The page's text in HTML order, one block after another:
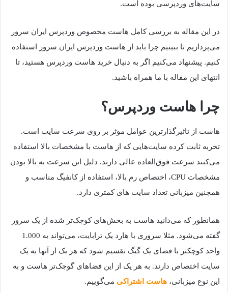
سایت‌های وردپرسی بوده است.
در این مقاله به بررسی کامل هاست مخصوص وردپرس ایران سرور
می‌پردازیم تا ببینیم چرا باید از هاست وردپرس ایران سرور استفاده
کنیم. پیشنهاد می‌کنیم اگر به دنبال خرید هاست وردپرس هستید، تا
انتهای این مقاله با ما همراه باشید.
چرا هاست وردپرس؟
هاست از تاثیرگذارترین عوامل موثر بر روی سرعت سایت است.
تجربه ثابت کرده سایت‌هایی که از هاست با مشخصات بالا استفاده
می‌کنند سرعت فوق‌العاده عالی دارند. دلیل این سرعت به بالا بودن
مشخصات CPU، اختصاص رم بالا، استفاده از کانفیگ مناسب و
همچنین میزبانی تعداد سایت های کمتری دارد.
همانطور که می‌دانید هاست به بخش‌های کوچک‌تر شده از یک سرور
گفته می‌شود. مثلا سروری با هارد یک ترابایت، می‌تواند به 1.000
واحد کوچکتر با فضای یک گیگ تقسیم شود که هر یک از آنها به یک
سایت اختصاص دارند. به هر یک از این فضاهای گوچک‌تر هاست و به
این نوع میزبانی، هاست اشتراکی می‌گوییم.